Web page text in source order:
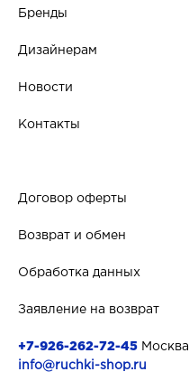
Бренды
Дизайнерам
Новости
Контакты
Договор оферты
Возврат и обмен
Обработка данных
Заявление на возврат
+7-926-262-72-45 Москва
info@ruchki-shop.ru